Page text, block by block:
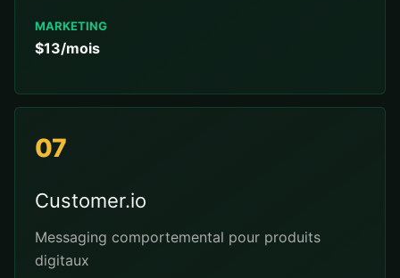
MARKETING
$13/mois
07
Customer.io
Messaging comportemental pour produits
digitaux